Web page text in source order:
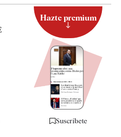
Hazte premium
Suscríbete